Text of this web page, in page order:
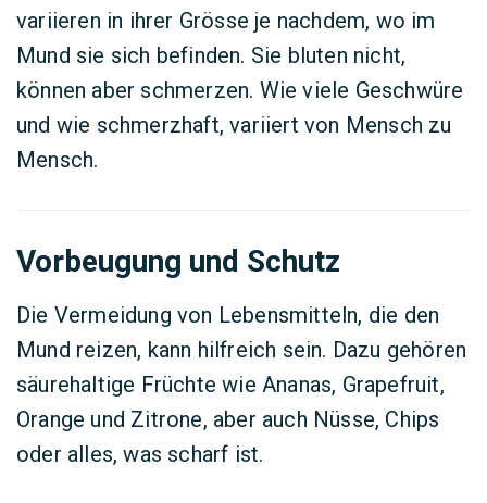
variieren in ihrer Grösse je nachdem, wo im
Mund sie sich befinden. Sie bluten nicht,
können aber schmerzen. Wie viele Geschwüre
und wie schmerzhaft, variiert von Mensch zu
Mensch.
Vorbeugung und Schutz
Die Vermeidung von Lebensmitteln, die den
Mund reizen, kann hilfreich sein. Dazu gehören
säurehaltige Früchte wie Ananas, Grapefruit,
Orange und Zitrone, aber auch Nüsse, Chips
oder alles, was scharf ist.